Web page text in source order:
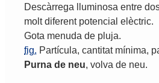
Descàrrega
lluminosa entre
molt diferent potencial elèctric.
Gota menuda de pluja.
fig. Partícula, cantitat mínima,
Purna de neu, volva de neu.